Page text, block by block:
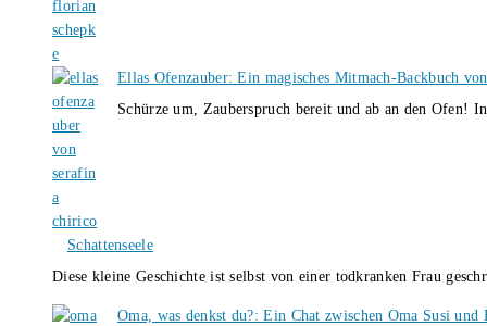
Ellas Ofenzauber: Ein magisches Mitmach-Backbuch
Schürze um, Zauberspruch bereit und ab an den Ofen!
Schattenseele
Diese kleine Geschichte ist selbst von einer todkranken Frau
Oma, was denkst du?: Ein Chat zwischen Oma Susi